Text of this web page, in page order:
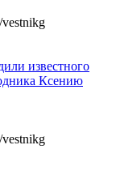
известного
Ксению